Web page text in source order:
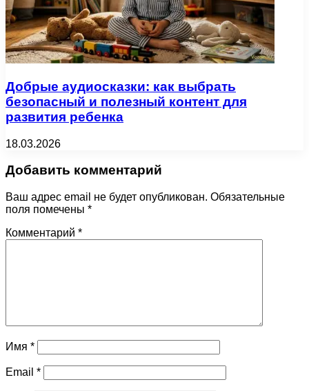
Добрые аудиосказки: как выбрать
безопасный и полезный контент для
развития ребенка
18.03.2026
Добавить комментарий
Ваш адрес email не будет опубликован. Обязательные
поля помечены *
Комментарий *
Имя *
Email *